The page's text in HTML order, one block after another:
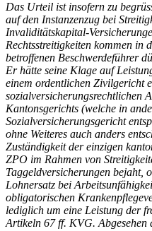
Das Urteil ist insofern zu
auf den Instanzenzug bei
Invaliditätskapital-
Rechtsstreitigkeiten kommen
betroffenen Beschwerdeführer
Er hätte seine Klage auf
einem ordentlichen Zivilgericht
sozialversicherungsrechtlichen
Kantonsgerichts (welche in
Sozialversicherungsgericht
ohne Weiteres auch anders
Zuständigkeit der einzigen
ZPO im Rahmen von
Taggeldversicherungen bejaht,
Lohnersatz bei
obligatorischen
lediglich um eine Leistung der
Artikeln 67 ff. KVG. Abgesehen